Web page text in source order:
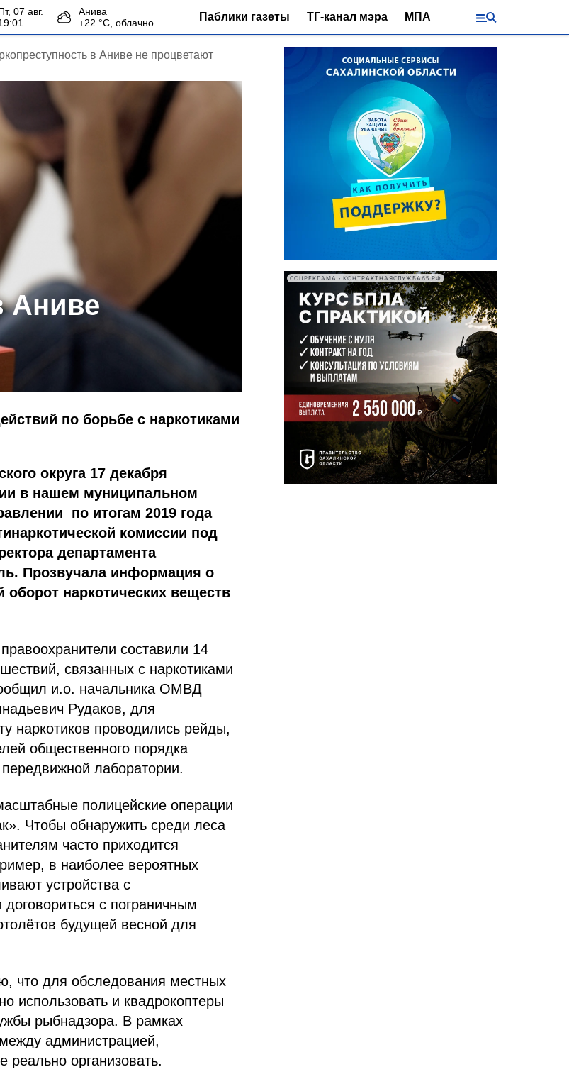
пт, 07 авг.
Анива
+22 °С, облачно Паблики газеты ТГ-канал мэра МПА
в Аниве не процветают
Аниве
по борьбе с наркотиками
округа 17 декабря
в нашем муниципальном
по итогам 2019 года
комиссии под
департамента
Прозвучала информация о
наркотических веществ
составили 14
связанных с наркотиками
и.о. начальника ОМВД
Рудаков, для
наркотиков проводились рейды,
общественного порядка
лаборатории.
полицейские операции
Чтобы обнаружить среди леса
часто приходится
в наиболее вероятных
устройства с
с пограничным
будущей весной для
что для обследования местных
использовать и квадрокоптеры
рыбнадзора. В рамках
администрацией,
организовать.
СОЦРЕКЛАМА • КОНТРАКТНАЯСЛУЖБА65.РФ